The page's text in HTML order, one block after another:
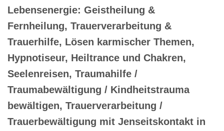
Lebensenergie: Geistheilung &
Fernheilung, Trauerverarbeitung &
Trauerhilfe, Lösen karmischer Themen,
Hypnotiseur, Heiltrance und Chakren,
Seelenreisen, Traumahilfe /
Traumabewältigung / Kindheitstrauma
bewältigen, Trauerverarbeitung /
Trauerbewältigung mit Jenseitskontakt in